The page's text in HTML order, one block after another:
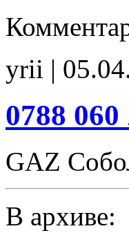
yrii |
0788
GAZ
В архиве: